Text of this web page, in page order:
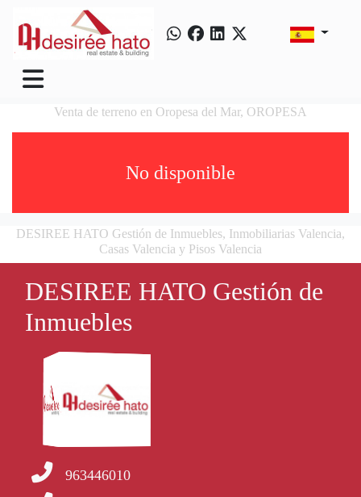
Venta de terreno en Oropesa del Mar, OROPESA
No disponible
DESIREE HATO Gestión de Inmuebles, Inmobiliarias Valencia,
Casas Valencia y Pisos Valencia
DESIREE HATO Gestión de
Inmuebles
963446010